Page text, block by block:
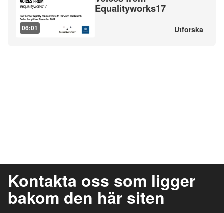
06:01
Equalityworks17
Utforska
Kontakta oss som ligger
bakom den här siten